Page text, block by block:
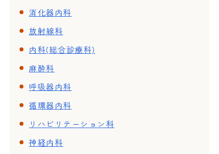
消化器内科
放射線科
内科(総合診療科)
麻酔科
呼吸器内科
循環器内科
リハビリテーション科
神経内科